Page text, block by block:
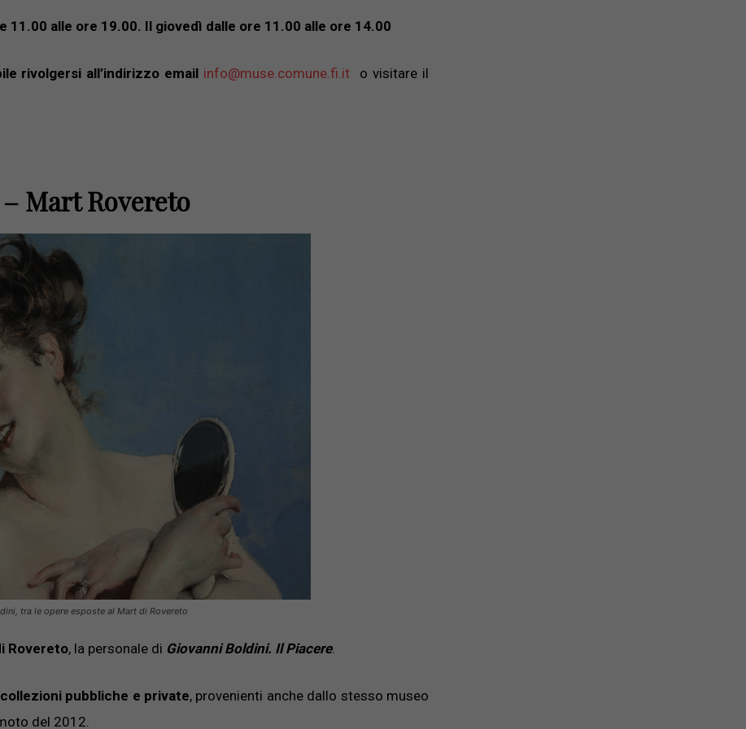
11.00 alle ore 19.00. Il giovedì dalle ore 11.00 alle ore 14.00
rivolgersi all’indirizzo email info@muse.comune.fi.it o visitare il
Mart Rovereto
tra le opere esposte al Mart di Rovereto
Rovereto, la personale di Giovanni Boldini. Il Piacere.
pubbliche e private, provenienti anche dallo stesso museo
del 2012.